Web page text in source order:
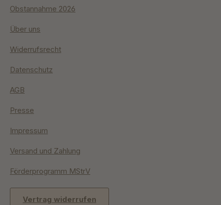
Obstannahme 2026
Über uns
Widerrufsrecht
Datenschutz
AGB
Presse
Impressum
Versand und Zahlung
Förderprogramm MStrV
Vertrag widerrufen